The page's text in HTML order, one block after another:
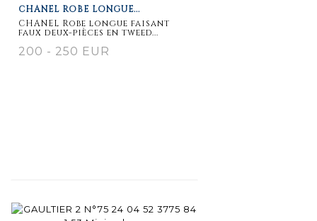
CHANEL ROBE LONGUE...
CHANEL Robe longue faisant
faux deux-pièces en tweed...
200 - 250 EUR